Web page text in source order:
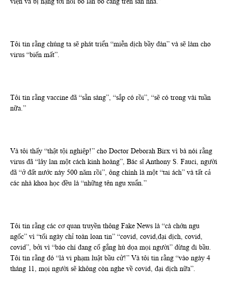
Tôi tin rằng chúng ta sẽ phát triển “miễn dịch bầy đàn” và sẽ làm cho
virus “biến mất”.
Tôi tin rằng vaccine đã “sẵn sàng”, “sắp có rồi”, “sẽ có trong vài tuần
nữa.”
Và tôi thấy “thật tội nghiệp!” cho Doctor Deborah Birx vì bà nói rằng
virus đã “lây lan một cách kinh hoàng”, Bác sĩ Anthony S. Fauci, người
đã “ở đất nước này 500 năm rồi”, ông chính là một “tai ách” và tất cả
các nhà khoa học đều là “những tên ngu xuẩn.”
Tôi tin rằng các cơ quan truyền thông Fake News là “cà chớn ngu
ngốc” vì “tối ngày chỉ toàn loan tin” “covid, covid,đại dịch, covid,
covid”, bởi vì “báo chí đang cố gắng hù dọa mọi người” đừng đi bầu.
Tôi tin rằng đó “là vi phạm luật bầu cử!” Và tôi tin rằng “vào ngày 4
tháng 11, mọi người sẽ không còn nghe về covid, đại dịch nữa”.